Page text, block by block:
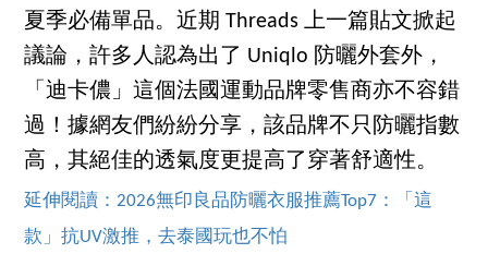
夏季必備單品。近期 Threads 上一篇貼文掀起
議論，許多人認為出了 Uniqlo 防曬外套外，
「迪卡儂」這個法國運動品牌零售商亦不容錯
過！據網友們紛紛分享，該品牌不只防曬指數
高，其絕佳的透氣度更提高了穿著舒適性。
延伸閱讀：2026無印良品防曬衣服推薦Top7：「這
款」抗UV激推，去泰國玩也不怕